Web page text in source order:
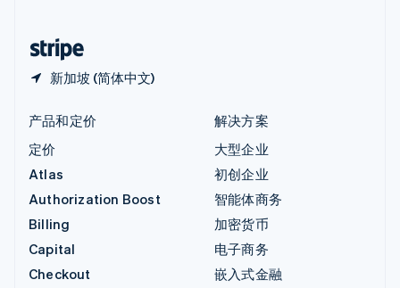
新加坡 (简体中文)
产品和定价
定价
Atlas
Authorization Boost
Billing
Capital
Checkout
解决方案
大型企业
初创企业
智能体商务
加密货币
电子商务
嵌入式金融